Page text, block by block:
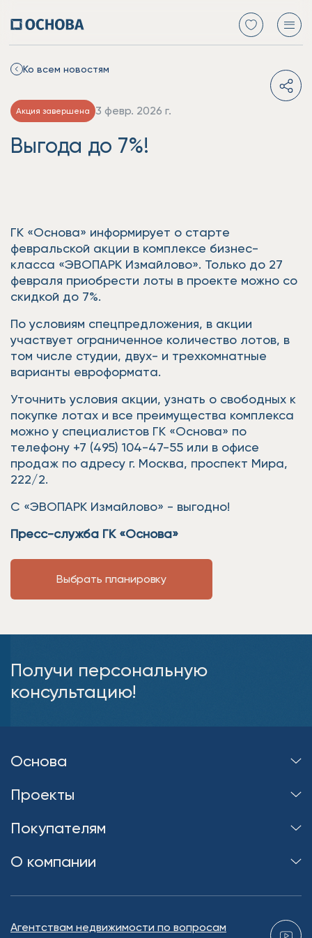
Ко всем новостям
Акция завершена 3 февр. 2026 г.
Выгода до 7%!
ГК «Основа» информирует о старте
февральской акции в комплексе бизнес-
класса «ЭВОПАРК Измайлово». Только до 27
февраля приобрести лоты в проекте можно со
скидкой до 7%.
По условиям спецпредложения, в акции
участвует ограниченное количество лотов, в
том числе студии, двух- и трехкомнатные
варианты евроформата.
Уточнить условия акции, узнать о свободных к
покупке лотах и все преимущества комплекса
можно у специалистов ГК «Основа» по
телефону +7 (495) 104-47-55 или в офисе
продаж по адресу г. Москва, проспект Мира,
222/2.
С «ЭВОПАРК Измайлово» - выгодно!
Пресс-служба ГК «Основа»
Выбрать планировку
Получи персональную
консультацию!
Основа
Проекты
Покупателям
О компании
Агентствам недвижимости по вопросам